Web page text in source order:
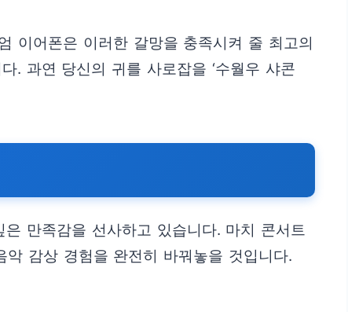
이어폰은 이러한 갈망을 충족시켜 줄 최고의
. 과연 당신의 귀를 사로잡을 ‘수월우 샤콘
만족감을 선사하고 있습니다. 마치 콘서트
감상 경험을 완전히 바꿔놓을 것입니다.